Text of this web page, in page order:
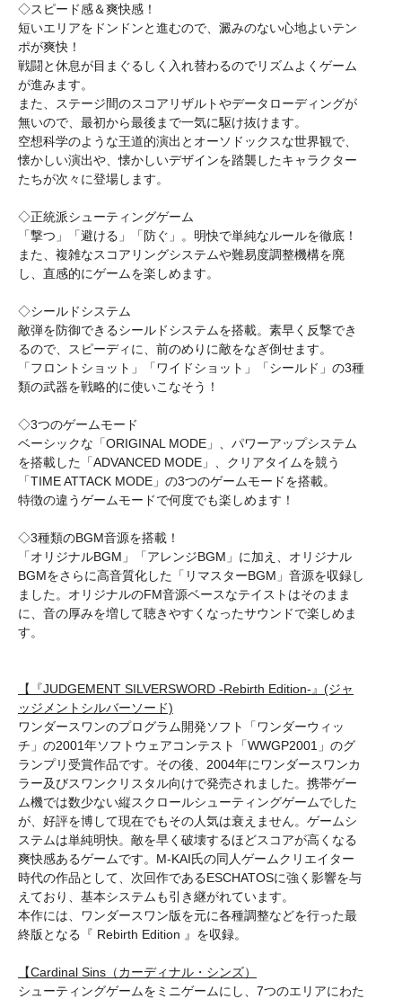
◇スピード感＆爽快感！
短いエリアをドンドンと進むので、澱みのない心地よいテン
ポが爽快！
戦闘と休息が目まぐるしく入れ替わるのでリズムよくゲーム
が進みます。
また、ステージ間のスコアリザルトやデータローディングが
無いので、最初から最後まで一気に駆け抜けます。
空想科学のような王道的演出とオーソドックスな世界観で、
懐かしい演出や、懐かしいデザインを踏襲したキャラクター
たちが次々に登場します。
◇正統派シューティングゲーム
「撃つ」「避ける」「防ぐ」。明快で単純なルールを徹底！
また、複雑なスコアリングシステムや難易度調整機構を廃
し、直感的にゲームを楽しめます。
◇シールドシステム
敵弾を防御できるシールドシステムを搭載。素早く反撃でき
るので、スピーディに、前のめりに敵をなぎ倒せます。
「フロントショット」「ワイドショット」「シールド」の3種
類の武器を戦略的に使いこなそう！
◇3つのゲームモード
ベーシックな「ORIGINAL MODE」、パワーアップシステム
を搭載した「ADVANCED MODE」、クリアタイムを競う
「TIME ATTACK MODE」の3つのゲームモードを搭載。
特徴の違うゲームモードで何度でも楽しめます！
◇3種類のBGM音源を搭載！
「オリジナルBGM」「アレンジBGM」に加え、オリジナル
BGMをさらに高音質化した「リマスターBGM」音源を収録し
ました。オリジナルのFM音源ベースなテイストはそのまま
に、音の厚みを増して聴きやすくなったサウンドで楽しめま
す。
【『JUDGEMENT SILVERSWORD -Rebirth Edition-』(ジャ
ッジメントシルバーソード)
ワンダースワンのプログラム開発ソフト「ワンダーウィッ
チ」の2001年ソフトウェアコンテスト「WWGP2001」のグ
ランプリ受賞作品です。その後、2004年にワンダースワンカ
ラー及びスワンクリスタル向けで発売されました。携帯ゲー
ム機では数少ない縦スクロールシューティングゲームでした
が、好評を博して現在でもその人気は衰えません。ゲームシ
ステムは単純明快。敵を早く破壊するほどスコアが高くなる
爽快感あるゲームです。M-KAI氏の同人ゲームクリエイター
時代の作品として、次回作であるESCHATOSに強く影響を与
えており、基本システムも引き継がれています。
本作には、ワンダースワン版を元に各種調整などを行った最
終版となる『 Rebirth Edition 』を収録。
【Cardinal Sins（カーディナル・シンズ）
シューティングゲームをミニゲームにし、7つのエリアにわた